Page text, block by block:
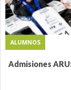
ALUMNOS
Admisiones